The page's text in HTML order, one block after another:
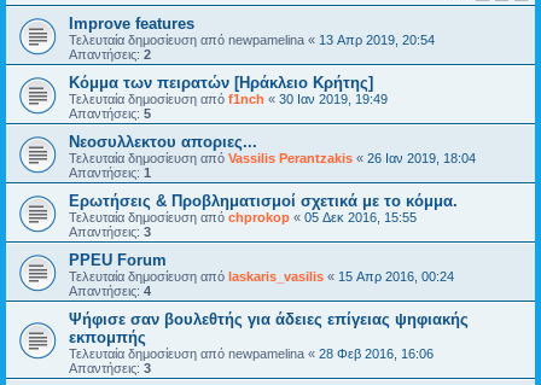
Improve features
Τελευταία δημοσίευση από newpamelina « 13 Απρ 2019, 20:54
Απαντήσεις: 2
Κόμμα των πειρατών [Ηράκλειο Κρήτης]
Τελευταία δημοσίευση από f1nch « 30 Ιαν 2019, 19:49
Απαντήσεις: 5
Νεοσυλλεκτου αποριες...
Τελευταία δημοσίευση από Vassilis Perantzakis « 26 Ιαν 2019, 18:04
Απαντήσεις: 1
Ερωτήσεις & Προβληματισμοί σχετικά με το κόμμα.
Τελευταία δημοσίευση από chprokop « 05 Δεκ 2016, 15:55
Απαντήσεις: 3
PPEU Forum
Τελευταία δημοσίευση από laskaris_vasilis « 15 Απρ 2016, 00:24
Απαντήσεις: 4
Ψήφισε σαν βουλεθτής για άδειες επίγειας ψηφιακής
εκπομπής
Τελευταία δημοσίευση από newpamelina « 28 Φεβ 2016, 16:06
Απαντήσεις: 3